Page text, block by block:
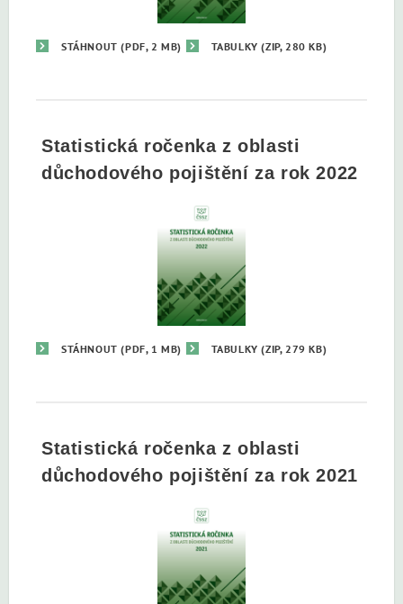
STÁHNOUT(PDF, 2 MB) TABULKY(ZIP, 280 KB)
Statistická ročenka z oblasti
důchodového pojištění za rok 2022
STÁHNOUT(PDF, 1 MB) TABULKY(ZIP, 279 KB)
Statistická ročenka z oblasti
důchodového pojištění za rok 2021